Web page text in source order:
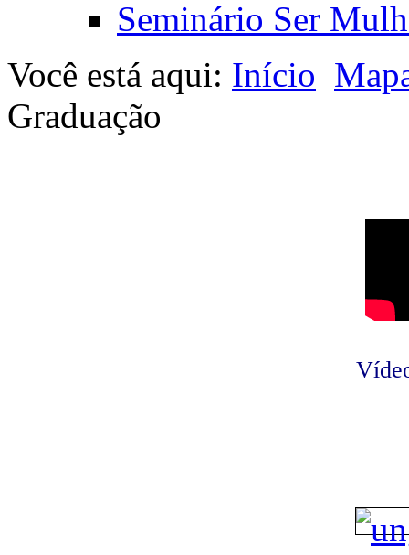
Seminário Ser
Você está aqui: Início
Graduação